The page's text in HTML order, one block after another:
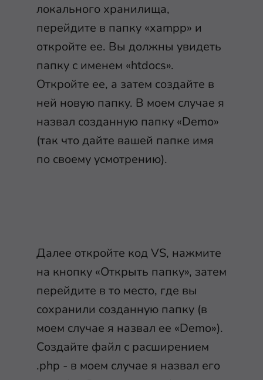
локального хранилища,
перейдите в папку «xampp» и
откройте ее. Вы должны увидеть
папку с именем «htdocs».
Откройте ее, а затем создайте в
ней новую папку. В моем случае я
назвал созданную папку «Demo»
(так что дайте вашей папке имя
по своему усмотрению).
Далее откройте код VS, нажмите
на кнопку «Открыть папку», затем
перейдите в то место, где вы
сохранили созданную папку (в
моем случае я назвал ее «Demo»).
Создайте файл с расширением
.php - в моем случае я назвал его